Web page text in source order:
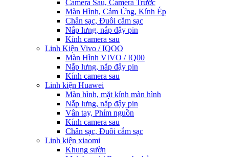
Camera Sau, Camera Trước
Màn Hình, Cảm Ứng, Kính Ép
Chân sạc, Đuôi cắm sạc
Nắp lưng, nắp đậy pin
Kính camera sau
Linh Kiện Vivo / IQOO
Màn Hình VIVO / IQ00
Nắp lưng, nắp đậy pin
Kính camera sau
Linh kiện Huawei
Màn hình, mặt kính màn hình
Nắp lưng, nắp đậy pin
Vân tay, Phím nguồn
Kính camera sau
Chân sạc, Đuôi cắm sạc
Linh kiện xiaomi
Khung sườn